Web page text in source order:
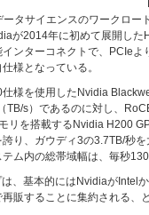
タサイエンスのワークロー
が2014年に初めて展開した
ンターコネクトで、PCIe
様となっている。
様を使用したNvidia
TB/s）であるのに対し、
リを搭載するNvidia H200
誇り、ガウディ3の3.7TB/秒
ム内の総帯域幅は、毎秒
、基本的にはNvidiaがIntel
販することに集約される、